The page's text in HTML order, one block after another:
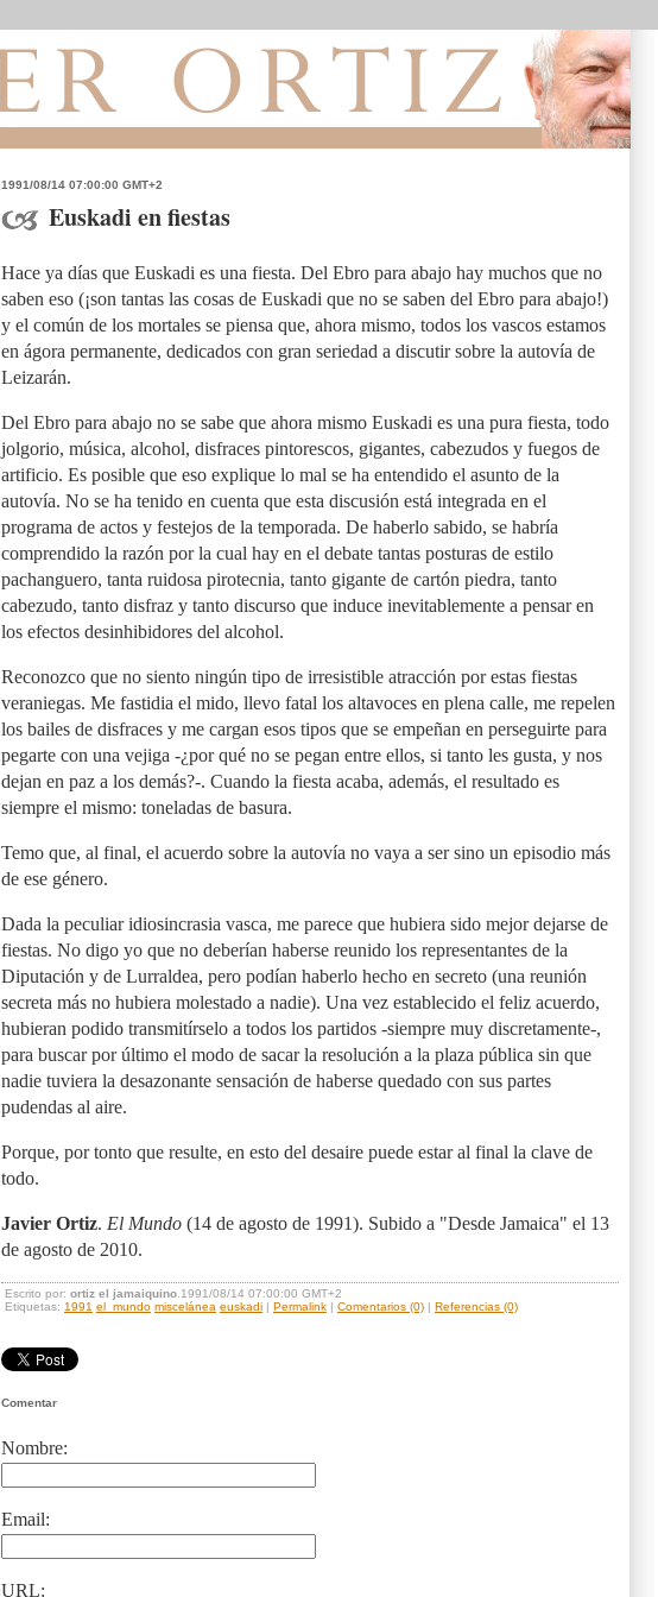
1991/08/14 07:00:00 GMT+2
Euskadi en fiestas
Hace ya días que Euskadi es una fiesta. Del Ebro para abajo hay muchos que no
saben eso (¡son tantas las cosas de Euskadi que no se saben del Ebro para abajo!)
y el común de los mortales se piensa que, ahora mismo, todos los vascos estamos
en ágora permanente, dedicados con gran seriedad a discutir sobre la autovía de
Leizarán.
Del Ebro para abajo no se sabe que ahora mismo Euskadi es una pura fiesta, todo
jolgorio, música, alcohol, disfraces pintorescos, gigantes, cabezudos y fuegos de
artificio. Es posible que eso explique lo mal se ha entendido el asunto de la
autovía. No se ha tenido en cuenta que esta discusión está integrada en el
programa de actos y festejos de la temporada. De haberlo sabido, se habría
comprendido la razón por la cual hay en el debate tantas posturas de estilo
pachanguero, tanta ruidosa pirotecnia, tanto gigante de cartón piedra, tanto
cabezudo, tanto disfraz y tanto discurso que induce inevitablemente a pensar en
los efectos desinhibidores del alcohol.
Reconozco que no siento ningún tipo de irresistible atracción por estas fiestas
veraniegas. Me fastidia el mido, llevo fatal los altavoces en plena calle, me repelen
los bailes de disfraces y me cargan esos tipos que se empeñan en perseguirte para
pegarte con una vejiga -¿por qué no se pegan entre ellos, si tanto les gusta, y nos
dejan en paz a los demás?-. Cuando la fiesta acaba, además, el resultado es
siempre el mismo: toneladas de basura.
Temo que, al final, el acuerdo sobre la autovía no vaya a ser sino un episodio más
de ese género.
Dada la peculiar idiosincrasia vasca, me parece que hubiera sido mejor dejarse de
fiestas. No digo yo que no deberían haberse reunido los representantes de la
Diputación y de Lurraldea, pero podían haberlo hecho en secreto (una reunión
secreta más no hubiera molestado a nadie). Una vez establecido el feliz acuerdo,
hubieran podido transmitírselo a todos los partidos -siempre muy discretamente-,
para buscar por último el modo de sacar la resolución a la plaza pública sin que
nadie tuviera la desazonante sensación de haberse quedado con sus partes
pudendas al aire.
Porque, por tonto que resulte, en esto del desaire puede estar al final la clave de
todo.
Javier Ortiz. El Mundo (14 de agosto de 1991). Subido a "Desde Jamaica" el 13
de agosto de 2010.
Escrito por: ortiz el jamaiquino .1991/08/14 07:00:00 GMT+2
Etiquetas: 1991 el_mundo miscelánea euskadi | Permalink | Comentarios (0) | Referencias (0)
Comentar
Nombre:
Email:
URL: